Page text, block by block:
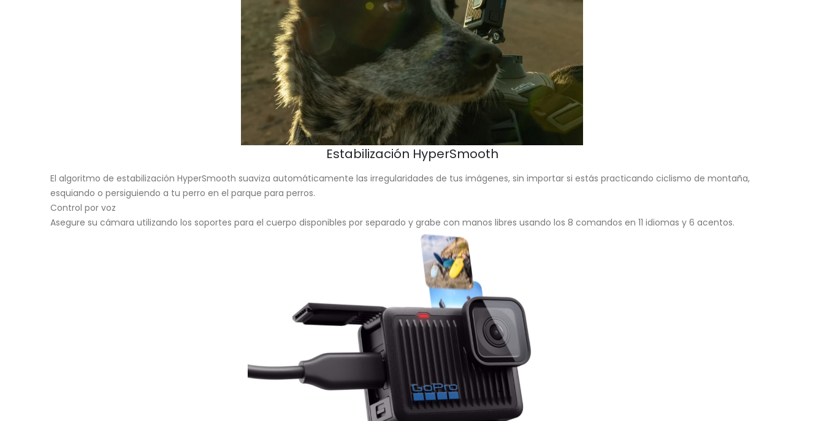
Estabilización HyperSmooth
El algoritmo de estabilización HyperSmooth suaviza automáticamente las irregularidades de tus imágenes, sin importar si estás practicando ciclismo de montaña,
esquiando o persiguiendo a tu perro en el parque para perros.
Control por voz
Asegure su cámara utilizando los soportes para el cuerpo disponibles por separado y grabe con manos libres usando los 8 comandos en 11 idiomas y 6 acentos.